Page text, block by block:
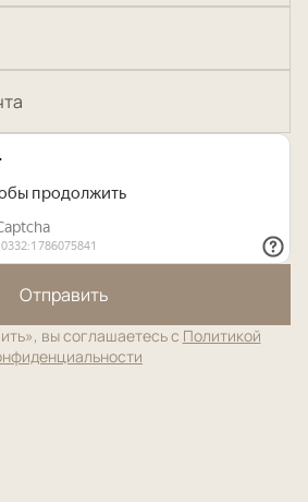
Отправить
вы соглашаетесь с Политикой